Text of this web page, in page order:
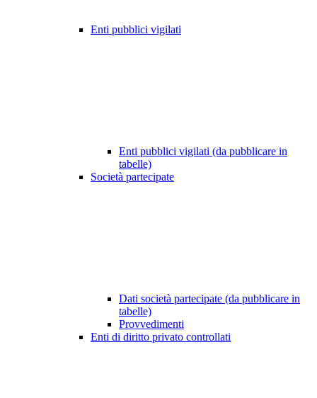
Enti pubblici vigilati
Enti pubblici vigilati (da pubblicare in
tabelle)
Società partecipate
Dati società partecipate (da pubblicare in
tabelle)
Provvedimenti
Enti di diritto privato controllati